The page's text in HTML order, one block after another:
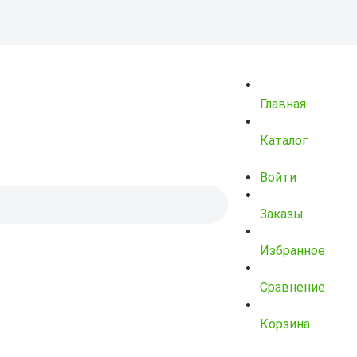
Главная
Каталог
Войти
Заказы
Избранное
Сравнение
Корзина